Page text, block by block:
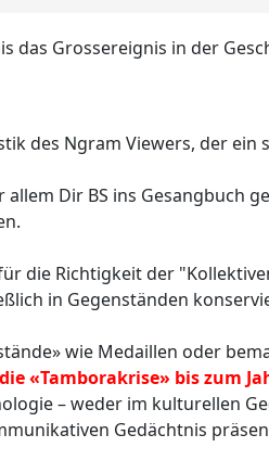
das Grossereignis in der
des Ngram Viewers, der
Dir BS ins Gesangbuch
die Richtigkeit der
in Gegenständen
wie Medaillen oder
«Tamborakrise» bis zum
– weder im kulturellen
Gedächtnis